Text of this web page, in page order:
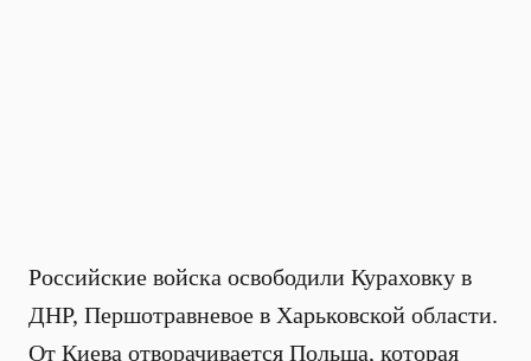
Российские войска освободили Кураховку в
ДНР, Першотравневое в Харьковской области.
От Киева отворачивается Польша, которая